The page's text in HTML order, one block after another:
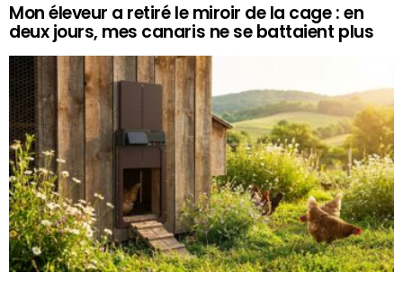
Mon éleveur a retiré le miroir de la cage : en
deux jours, mes canaris ne se battaient plus